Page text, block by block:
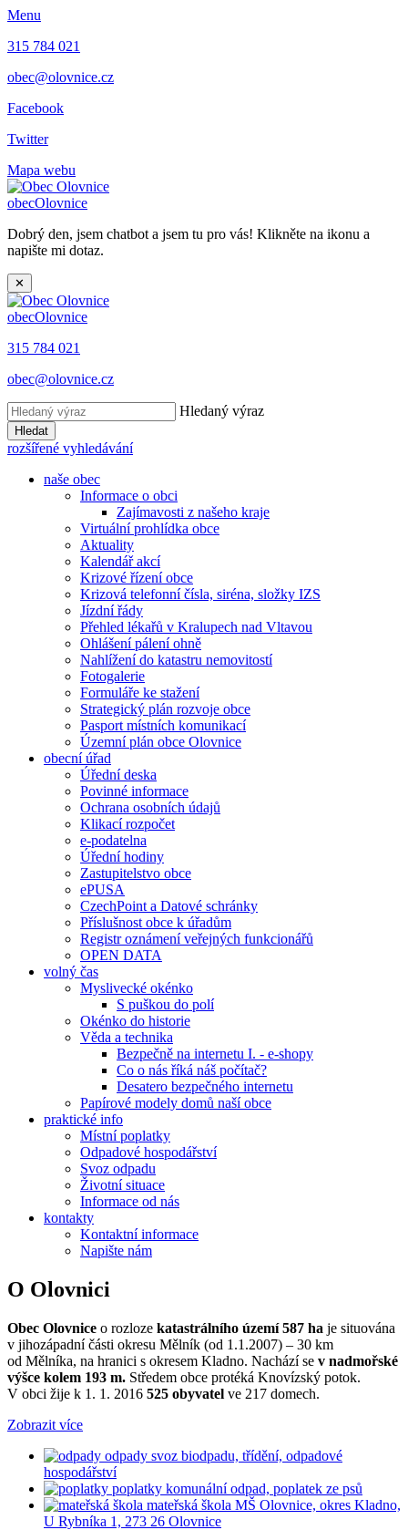
Menu
315 784 021
obec@olovnice.cz
Facebook
Twitter
Mapa webu
obecOlovnice
Dobrý den, jsem chatbot a jsem tu pro vás! Klikněte na ikonu a
napište mi dotaz.
✕
obecOlovnice
315 784 021
obec@olovnice.cz
Hledaný výraz
Hledat
rozšířené vyhledávání
naše obec
Informace o obci
Zajímavosti z našeho kraje
Virtuální prohlídka obce
Aktuality
Kalendář akcí
Krizové řízení obce
Krizová telefonní čísla, siréna, složky IZS
Jízdní řády
Přehled lékařů v Kralupech nad Vltavou
Ohlášení pálení ohně
Nahlížení do katastru nemovitostí
Fotogalerie
Formuláře ke stažení
Strategický plán rozvoje obce
Pasport místních komunikací
Územní plán obce Olovnice
obecní úřad
Úřední deska
Povinné informace
Ochrana osobních údajů
Klikací rozpočet
e-podatelna
Úřední hodiny
Zastupitelstvo obce
ePUSA
CzechPoint a Datové schránky
Příslušnost obce k úřadům
Registr oznámení veřejných funkcionářů
OPEN DATA
volný čas
Myslivecké okénko
S puškou do polí
Okénko do historie
Věda a technika
Bezpečně na internetu I. - e-shopy
Co o nás říká náš počítač?
Desatero bezpečného internetu
Papírové modely domů naší obce
praktické info
Místní poplatky
Odpadové hospodářství
Svoz odpadu
Životní situace
Informace od nás
kontakty
Kontaktní informace
Napište nám
O Olovnici
Obec Olovnice o rozloze katastrálního území 587 ha je situována
v jihozápadní části okresu Mělník (od 1.1.2007) – 30 km
od Mělníka, na hranici s okresem Kladno. Nachází se v nadmořské
výšce kolem 193 m. Středem obce protéká Knovízský potok.
V obci žije k 1. 1. 2016 525 obyvatel ve 217 domech.
Zobrazit více
odpady svoz biodpadu, třídění, odpadové
hospodářství
poplatky komunální odpad, poplatek ze psů
mateřská škola MŠ Olovnice, okres Kladno,
U Rybníka 1, 273 26 Olovnice